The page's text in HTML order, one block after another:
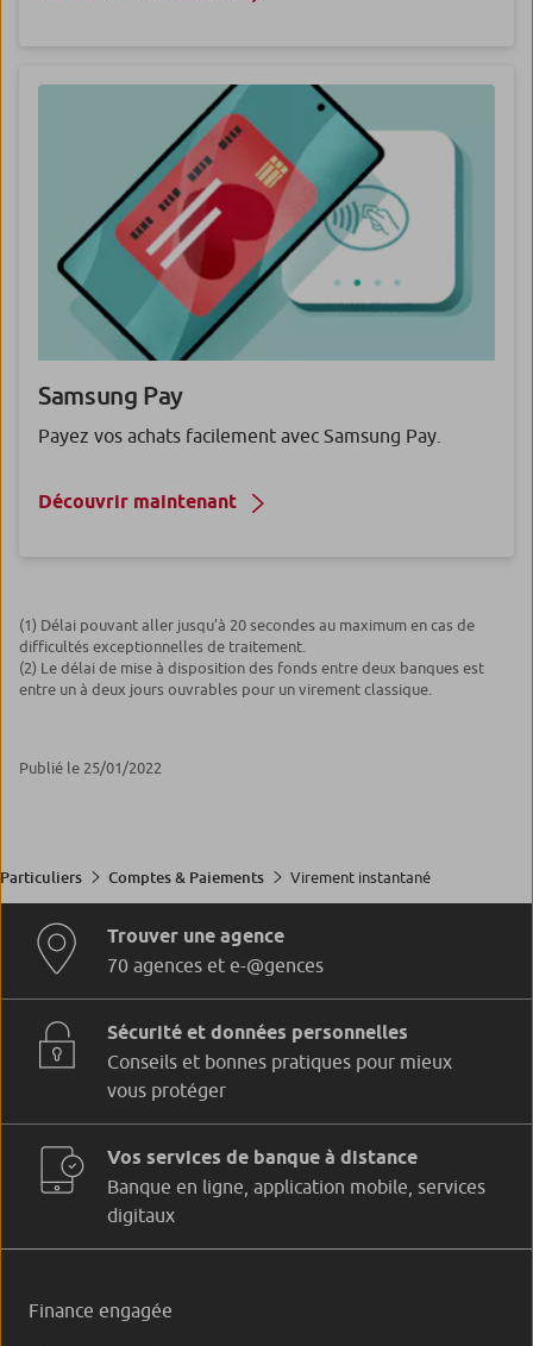
Samsung Pay
Payez vos achats facilement avec Samsung Pay.
Découvrir maintenant
(1) Délai pouvant aller jusqu’à 20 secondes au maximum en cas de
difficultés exceptionnelles de traitement.
(2) Le délai de mise à disposition des fonds entre deux banques est
entre un à deux jours ouvrables pour un virement classique.
Publié le 25/01/2022
Particuliers Comptes & Paiements Virement instantané
Trouver une agence
70 agences et e-@gences
Sécurité et données personnelles
Conseils et bonnes pratiques pour mieux
vous protéger
Vos services de banque à distance
Banque en ligne, application mobile, services
digitaux
Finance engagée